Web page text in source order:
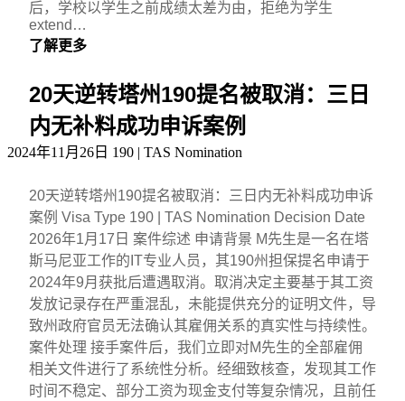
后，学校以学生之前成绩太差为由，拒绝为学生
extend…
了解更多
20天逆转塔州190提名被取消：三日
内无补料成功申诉案例
2024年11月26日 190 | TAS Nomination
20天逆转塔州190提名被取消：三日内无补料成功申诉
案例 Visa Type 190 | TAS Nomination Decision Date
2026年1月17日 案件综述 申请背景 M先生是一名在塔
斯马尼亚工作的IT专业人员，其190州担保提名申请于
2024年9月获批后遭遇取消。取消决定主要基于其工资
发放记录存在严重混乱，未能提供充分的证明文件，导
致州政府官员无法确认其雇佣关系的真实性与持续性。
案件处理 接手案件后，我们立即对M先生的全部雇佣
相关文件进行了系统性分析。经细致核查，发现其工作
时间不稳定、部分工资为现金支付等复杂情况，且前任